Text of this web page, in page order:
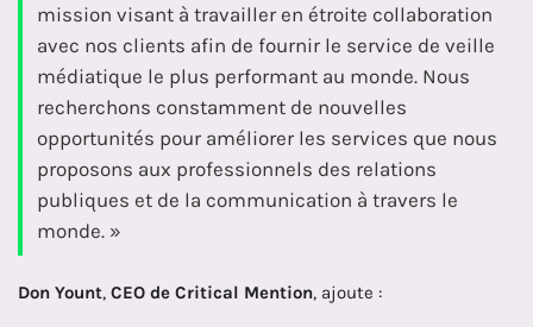
mission visant à travailler en étroite collaboration
avec nos clients afin de fournir le service de veille
médiatique le plus performant au monde. Nous
recherchons constamment de nouvelles
opportunités pour améliorer les services que nous
proposons aux professionnels des relations
publiques et de la communication à travers le
monde. »
Don Yount, CEO de Critical Mention, ajoute :